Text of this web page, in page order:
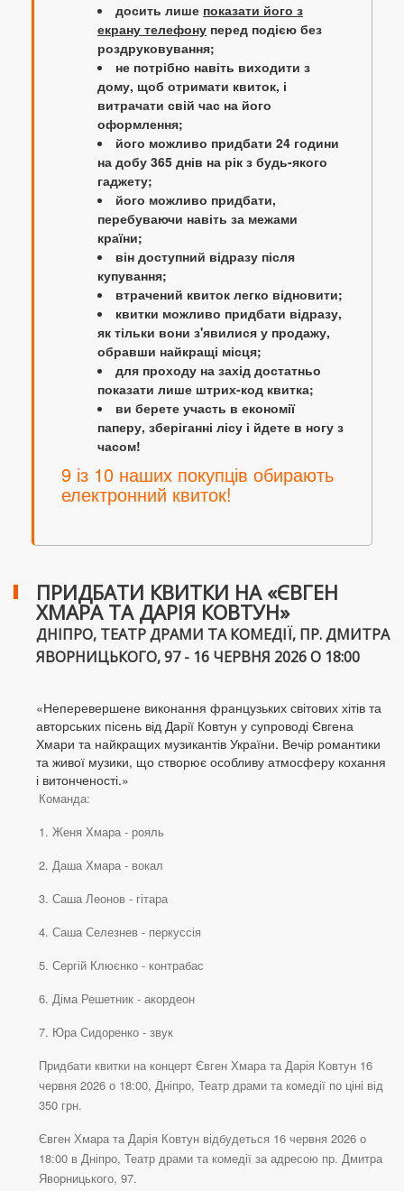
досить лише показати його з
екрану телефону перед подією без
роздруковування;
не потрібно навіть виходити з
дому, щоб отримати квиток, і
витрачати свій час на його
оформлення;
його можливо придбати 24 години
на добу 365 днів на рік з будь-якого
гаджету;
його можливо придбати,
перебуваючи навіть за межами
країни;
він доступний відразу після
купування;
втрачений квиток легко відновити;
квитки можливо придбати відразу,
як тільки вони з'явилися у продажу,
обравши найкращі місця;
для проходу на захід достатньо
показати лише штрих-код квитка;
ви берете участь в економії
паперу, зберіганні лісу і йдете в ногу з
часом!
9 із 10 наших покупців обирають
електронний квиток!
ПРИДБАТИ КВИТКИ НА «ЄВГЕН
ХМАРА ТА ДАРІЯ КОВТУН»
ДНІПРО, ТЕАТР ДРАМИ ТА КОМЕДІЇ, ПР. ДМИТРА
ЯВОРНИЦЬКОГО, 97 - 16 ЧЕРВНЯ 2026 О 18:00
«Неперевершене виконання французьких світових хітів та
авторських пісень від Дарії Ковтун у супроводі Євгена
Хмари та найкращих музикантів України. Вечір романтики
та живої музики, що створює особливу атмосферу кохання
і витонченості.»
Команда:
1. Женя Хмара - рояль
2. ⁠Даша Хмара - вокал
3. ⁠Саша Леонов - гітара
4. ⁠Саша Селезнев - перкуссія
5. ⁠Сергій Клюєнко - контрабас
6. ⁠Діма Решетник - акордеон
7. ⁠Юра Сидоренко - звук
Придбати квитки на концерт Євген Хмара та Дарія Ковтун 16
червня 2026 о 18:00, Дніпро, Театр драми та комедії по ціні від
350 грн.
Євген Хмара та Дарія Ковтун відбудеться 16 червня 2026 о
18:00 в Дніпро, Театр драми та комедії за адресою пр. Дмитра
Яворницького, 97.